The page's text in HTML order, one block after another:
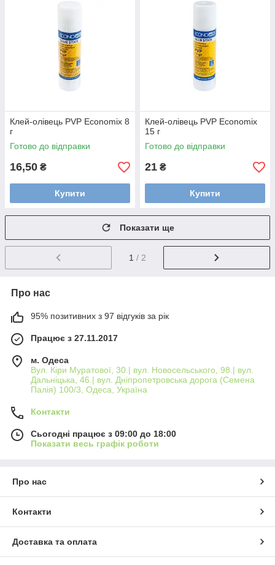
Клей-олівець PVP Economix 8
г
Готово до відправки
16,50 ₴
Купити
Клей-олівець PVP Economix
15 г
Готово до відправки
21 ₴
Купити
Показати ще
1 / 2
Про нас
95% позитивних з 97 відгуків за рік
Працює з 27.11.2017
м. Одеса
Вул. Кіри Муратової, 30.| вул. Новосельського, 98.| вул.
Дальніцька, 46.| вул. Дніпропетровська дорога (Семена
Палія) 100/3, Одеса, Україна
Контакти
Сьогодні працює з 09:00 до 18:00
Показати весь графік роботи
Про нас
Контакти
Доставка та оплата